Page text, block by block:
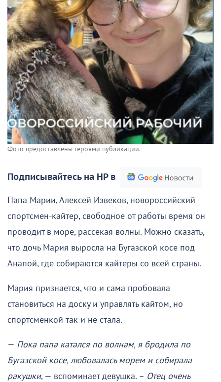
Фото предоставлены героями публикации.
Подписывайтесь на НР в
Папа Марии, Алексей Извеков, новороссийский
спортсмен-кайтер, свободное от работы время он
проводит в море, рассекая волны. Можно сказать,
что дочь Мария выросла на Бугазской косе под
Анапой, где собираются кайтеры со всей страны.
Мария признается, что и сама пробовала
становиться на доску и управлять кайтом, но
спортсменкой так и не стала.
— Пока папа катался по волнам, я бродила по
Бугазской косе, любовалась морем и собирала
ракушки, — вспоминает девушка. – Отец очень